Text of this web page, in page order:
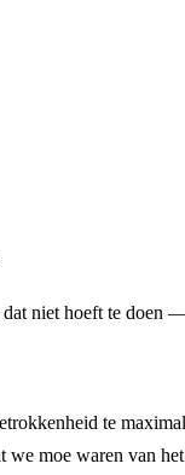
niet hoeft te doen
te
we moe waren van